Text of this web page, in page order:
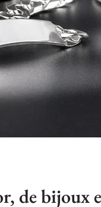
de bijoux